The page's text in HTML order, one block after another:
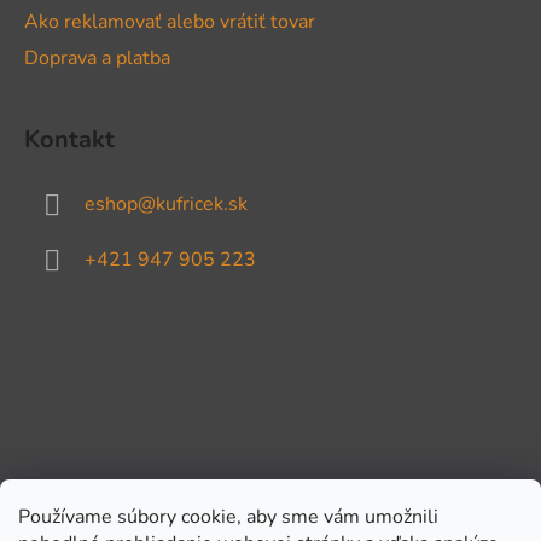
Používame súbory cookie, aby sme vám umožnili
Ako reklamovať alebo vrátiť tovar
Doprava a platba
Kontakt
eshop@kufricek.sk
+421 947 905 223